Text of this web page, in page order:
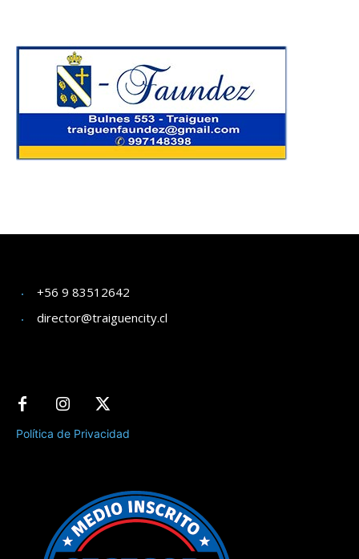
+56 9 83512642
director@traiguencity.cl
Política de Privacidad